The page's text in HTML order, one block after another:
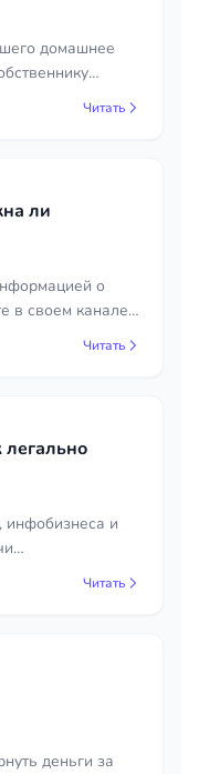
домашнее
Читать
ли
о
в своем канале
Однако
Читать
легально
инфобизнеса и
миллионы наЧитать
деньги за